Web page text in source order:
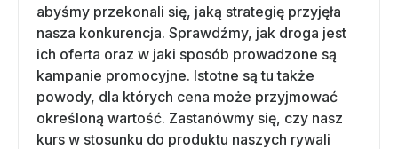
abyśmy przekonali się, jaką strategię przyjęła
nasza konkurencja. Sprawdźmy, jak droga jest
ich oferta oraz w jaki sposób prowadzone są
kampanie promocyjne. Istotne są tu także
powody, dla których cena może przyjmować
określoną wartość. Zastanówmy się, czy nasz
kurs w stosunku do produktu naszych rywali